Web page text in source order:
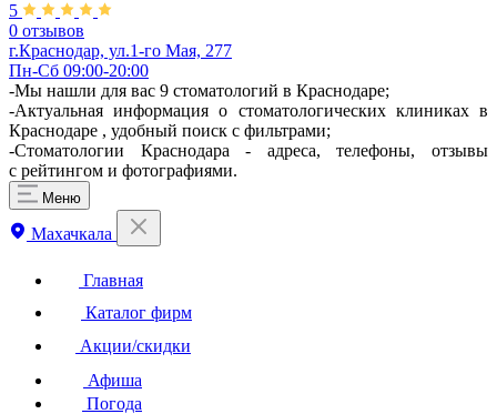
5
0 отзывов
г.Краснодар, ул.1-го Мая, 277
Пн-Сб 09:00-20:00
-Мы нашли для вас 9 стоматологий в Краснодаре;
-Актуальная информация о стоматологических клиниках в
Краснодаре , удобный поиск с фильтрами;
-Стоматологии Краснодара - адреса, телефоны, отзывы
с рейтингом и фотографиями.
Меню
Махачкала
Главная
Каталог фирм
Акции/скидки
Афиша
Погода